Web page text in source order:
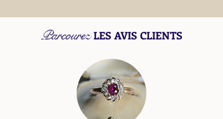
Parcourez LES AVIS CLIENTS